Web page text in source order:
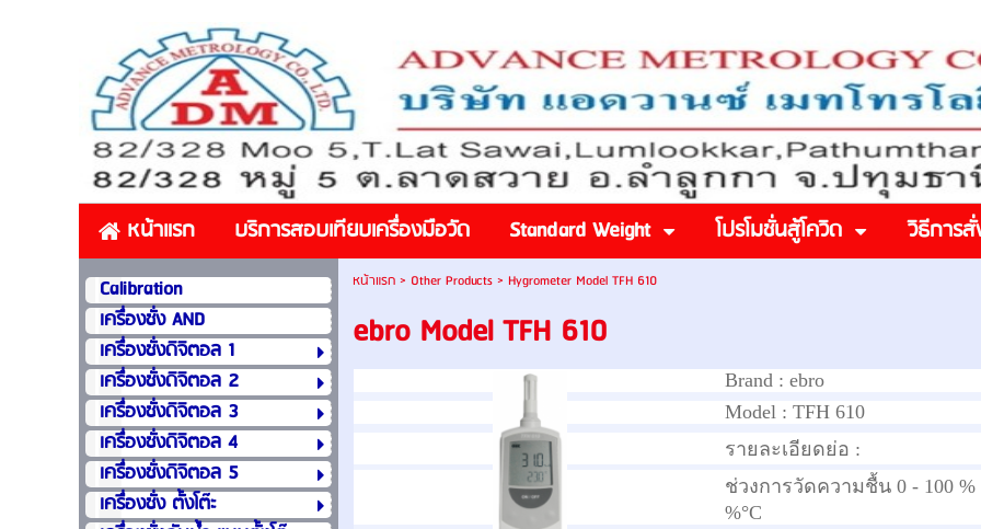
หน้าแรก บริการสอบเทียบเครื่องมือวัด Standard Weight โปรโมชั่นสู้โควิด วิธีการ
Calibration
เครื่องชั่ง AND
เครื่องชั่งดิจิตอล 1
เครื่องชั่งดิจิตอล 2
เครื่องชั่งดิจิตอล 3
เครื่องชั่งดิจิตอล 4
เครื่องชั่งดิจิตอล 5
เครื่องชั่ง ตั้งโต๊ะ
หน้าแรก> Other Products> Hygrometer Model TFH 610
ebro Model TFH 610
Brand : ebro
Model : TFH 610
รายละเอียดย่อ :
ช่วงการวัดความชื้น 0 - 100
%°C